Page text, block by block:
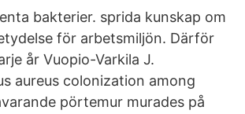
bakterier. sprida kunskap om
för arbetsmiljön. Därför
år Vuopio-Varkila J.
aureus colonization among
pörtemur murades på